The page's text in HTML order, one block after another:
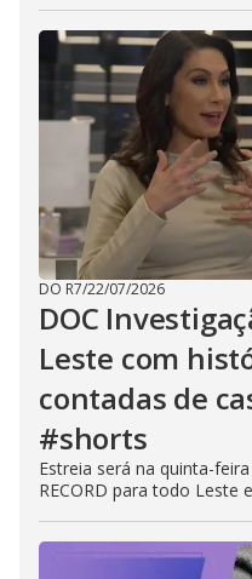
DO R7/22/07/2026
DOC
Leste com
contadas de
#shorts
Estreia será na quinta-
RECORD para todo Leste